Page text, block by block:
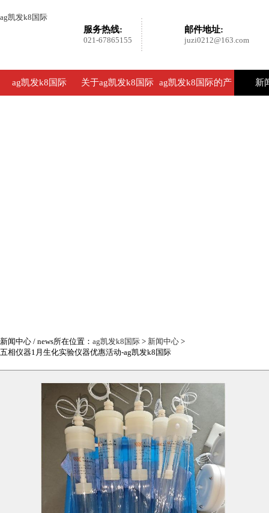
ag凯发k8国际
邮件地址:
juzi0212@163.com
服务热线:
021-67865155
ag凯发k8国际 关于ag凯发k8国际 ag凯发k8国际的产 新
新闻中心 / news所在位置： ag凯发k8国际 > 新闻中心 >
五相仪器1月生化实验仪器优惠活动-ag凯发k8国际